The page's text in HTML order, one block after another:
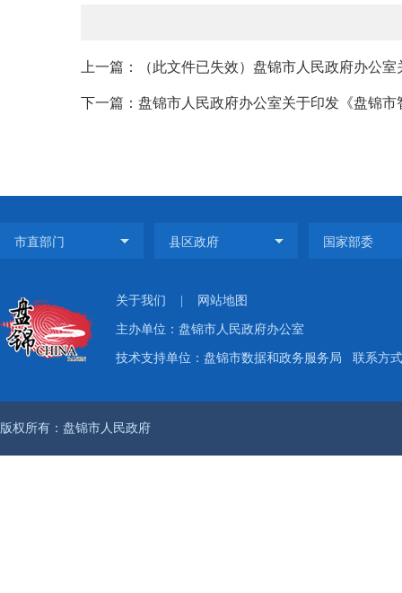
上一篇：（此文件已失效）盘锦市人民政府办公
下一篇：盘锦市人民政府办公室关于印发《盘锦
关于我们 网站地图
主办单位：盘锦市人民政府办公室
技术支持单位：盘锦市数据和政务服务局 联系方
版权所有：盘锦市人民政府